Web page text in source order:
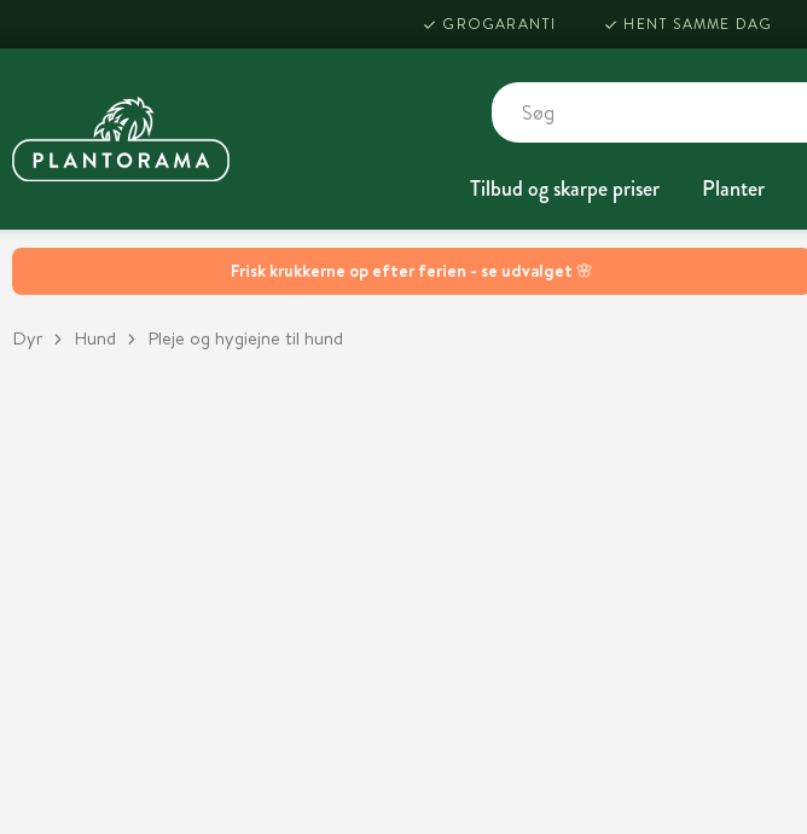
Frisk krukkerne op efter ferien - se udvalget 🌸
GROGARANTI HENT SAMME DAG
Tilbud og skarpe priser Planter
Dyr Hund Pleje og hygiejne til hund